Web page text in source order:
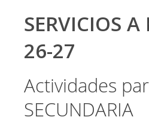
SERVICIOS
26-27
Actividades
SECUNDARIA